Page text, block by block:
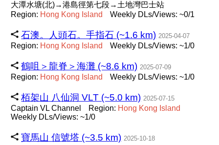
大潭水塘(北)→港島徑第七段→土地灣巴士站
Region: Hong Kong Island Weekly DLs/Views: ~0/1
石澳。人頭石。手指石 (~1.6 km) 2025-04-07
Region: Hong Kong Island Weekly DLs/Views: ~1/0
鶴咀＞龍脊＞海灘 (~8.6 km) 2025-07-09
Region: Hong Kong Island Weekly DLs/Views: ~1/0
栢架山 八仙洞 VLT (~5.0 km) 2025-07-15
Captain VL Channel Region: Hong Kong Island
Weekly DLs/Views: ~1/0
寶馬山 信號塔 (~3.5 km) 2025-10-18